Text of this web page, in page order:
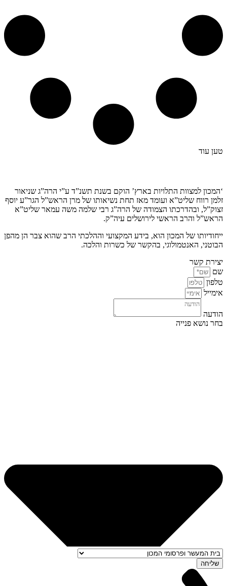
טען עוד
‘המכון למצוות התלויות בארץ’ הוקם בשנת תשנ”ד ע”י הרה”ג שניאור
זלמן רווח שליט”א ועומד מאז תחת נשיאותו של מרן הראש”ל הגר”ע יוסף
זצוק”ל, ובהדרכתו הצמודה של הרה”ג רבי שלמה משה עמאר שליט”א
הראש”ל והרב הראשי לירושלים עיה”ק.
ייחודיותו של המכון הוא, בידע המקצועי וההלכתי הרב שהוא צבר הן מהפן
הבוטני, האנטמולוגי, בהקשר של כשרות והלכה.
יצירת קשר
שם
טלפון
אימייל
הודעה
בחר נושא פנייה
שליחה